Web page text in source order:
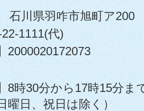
石川県羽咋市旭町ア200
1111(代)
2000020172073
8時30分から17時15分ま
曜日、祝日は除く）